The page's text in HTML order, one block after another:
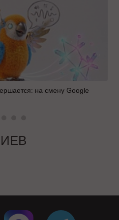
на смену Google